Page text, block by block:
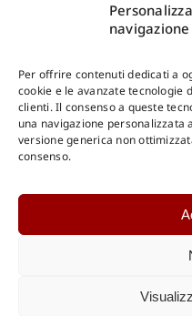
navigazione
Per offrire contenuti dedicati a
cookie e le avanzate tecnologie
clienti. Il consenso a queste
una navigazione personalizzata
versione generica non
consenso.
Shop Gangemi Editore-
DOWNLOAD